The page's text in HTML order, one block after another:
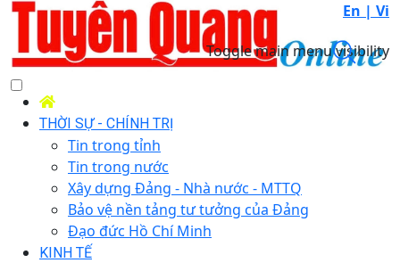
En | Vi
Toggle main menu visibility
THỜI SỰ - CHÍNH TRỊ
Tin trong tỉnh
Tin trong nước
Xây dựng Đảng - Nhà nước - MTTQ
Bảo vệ nền tảng tư tưởng của Đảng
Đạo đức Hồ Chí Minh
KINH TẾ